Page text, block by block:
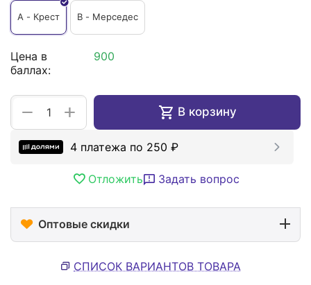
A - Крест B - Мерседес
Цена в
баллах:
900
+
− В корзину
4 платежа по 250 ₽
Отложить Задать вопрос
Оптовые скидки
СПИСОК ВАРИАНТОВ ТОВАРА